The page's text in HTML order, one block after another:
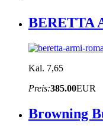
BERETTA
Kal. 7,65
Preis:385.00EUR
Browning